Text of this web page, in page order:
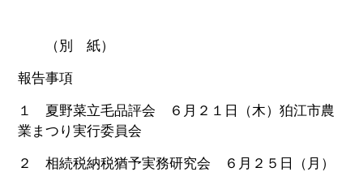
（別 紙）
報告事項
１ 夏野菜立毛品評会 ６月２１日（木）狛江市農
業まつり実行委員会
２ 相続税納税猶予実務研究会 ６月２５日（月）